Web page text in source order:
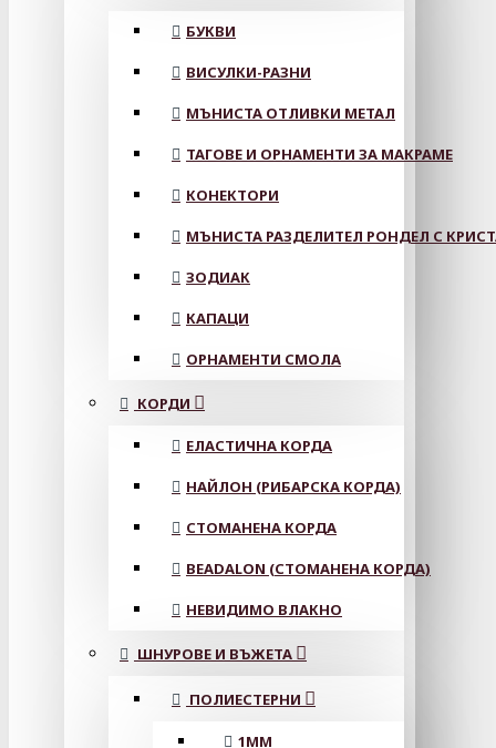
БУКВИ
ВИСУЛКИ-РАЗНИ
МЪНИСТА ОТЛИВКИ МЕТАЛ
ТАГОВЕ И ОРНАМЕНТИ ЗА МАКРАМЕ
КОНЕКТОРИ
МЪНИСТА РАЗДЕЛИТЕЛ РОНДЕЛ С
ЗОДИАК
КАПАЦИ
ОРНАМЕНТИ СМОЛА
КОРДИ
ЕЛАСТИЧНА КОРДА
НАЙЛОН (РИБАРСКА КОРДА)
СТОМАНЕНА КОРДА
BEADALON (СТОМАНЕНА КОРДА)
НЕВИДИМО ВЛАКНО
ШНУРОВЕ И ВЪЖЕТА
ПОЛИЕСТЕРНИ
1ММ